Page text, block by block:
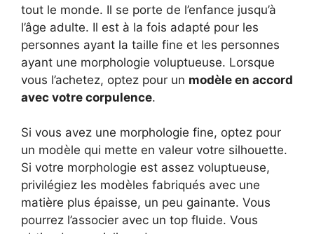
tout le monde. Il se porte de l’enfance jusqu’à
l’âge adulte. Il est à la fois adapté pour les
personnes ayant la taille fine et les personnes
ayant une morphologie voluptueuse. Lorsque
vous l’achetez, optez pour un modèle en accord
avec votre corpulence.
Si vous avez une morphologie fine, optez pour
un modèle qui mette en valeur votre silhouette.
Si votre morphologie est assez voluptueuse,
privilégiez les modèles fabriqués avec une
matière plus épaisse, un peu gainante. Vous
pourrez l’associer avec un top fluide. Vous